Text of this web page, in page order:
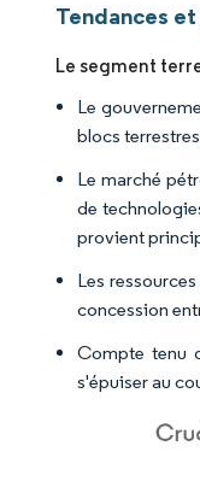
Tendances
Le segment
Le
blocs
Le marché
de
provient
Les
concession
Compte tenu
s'épuiser au